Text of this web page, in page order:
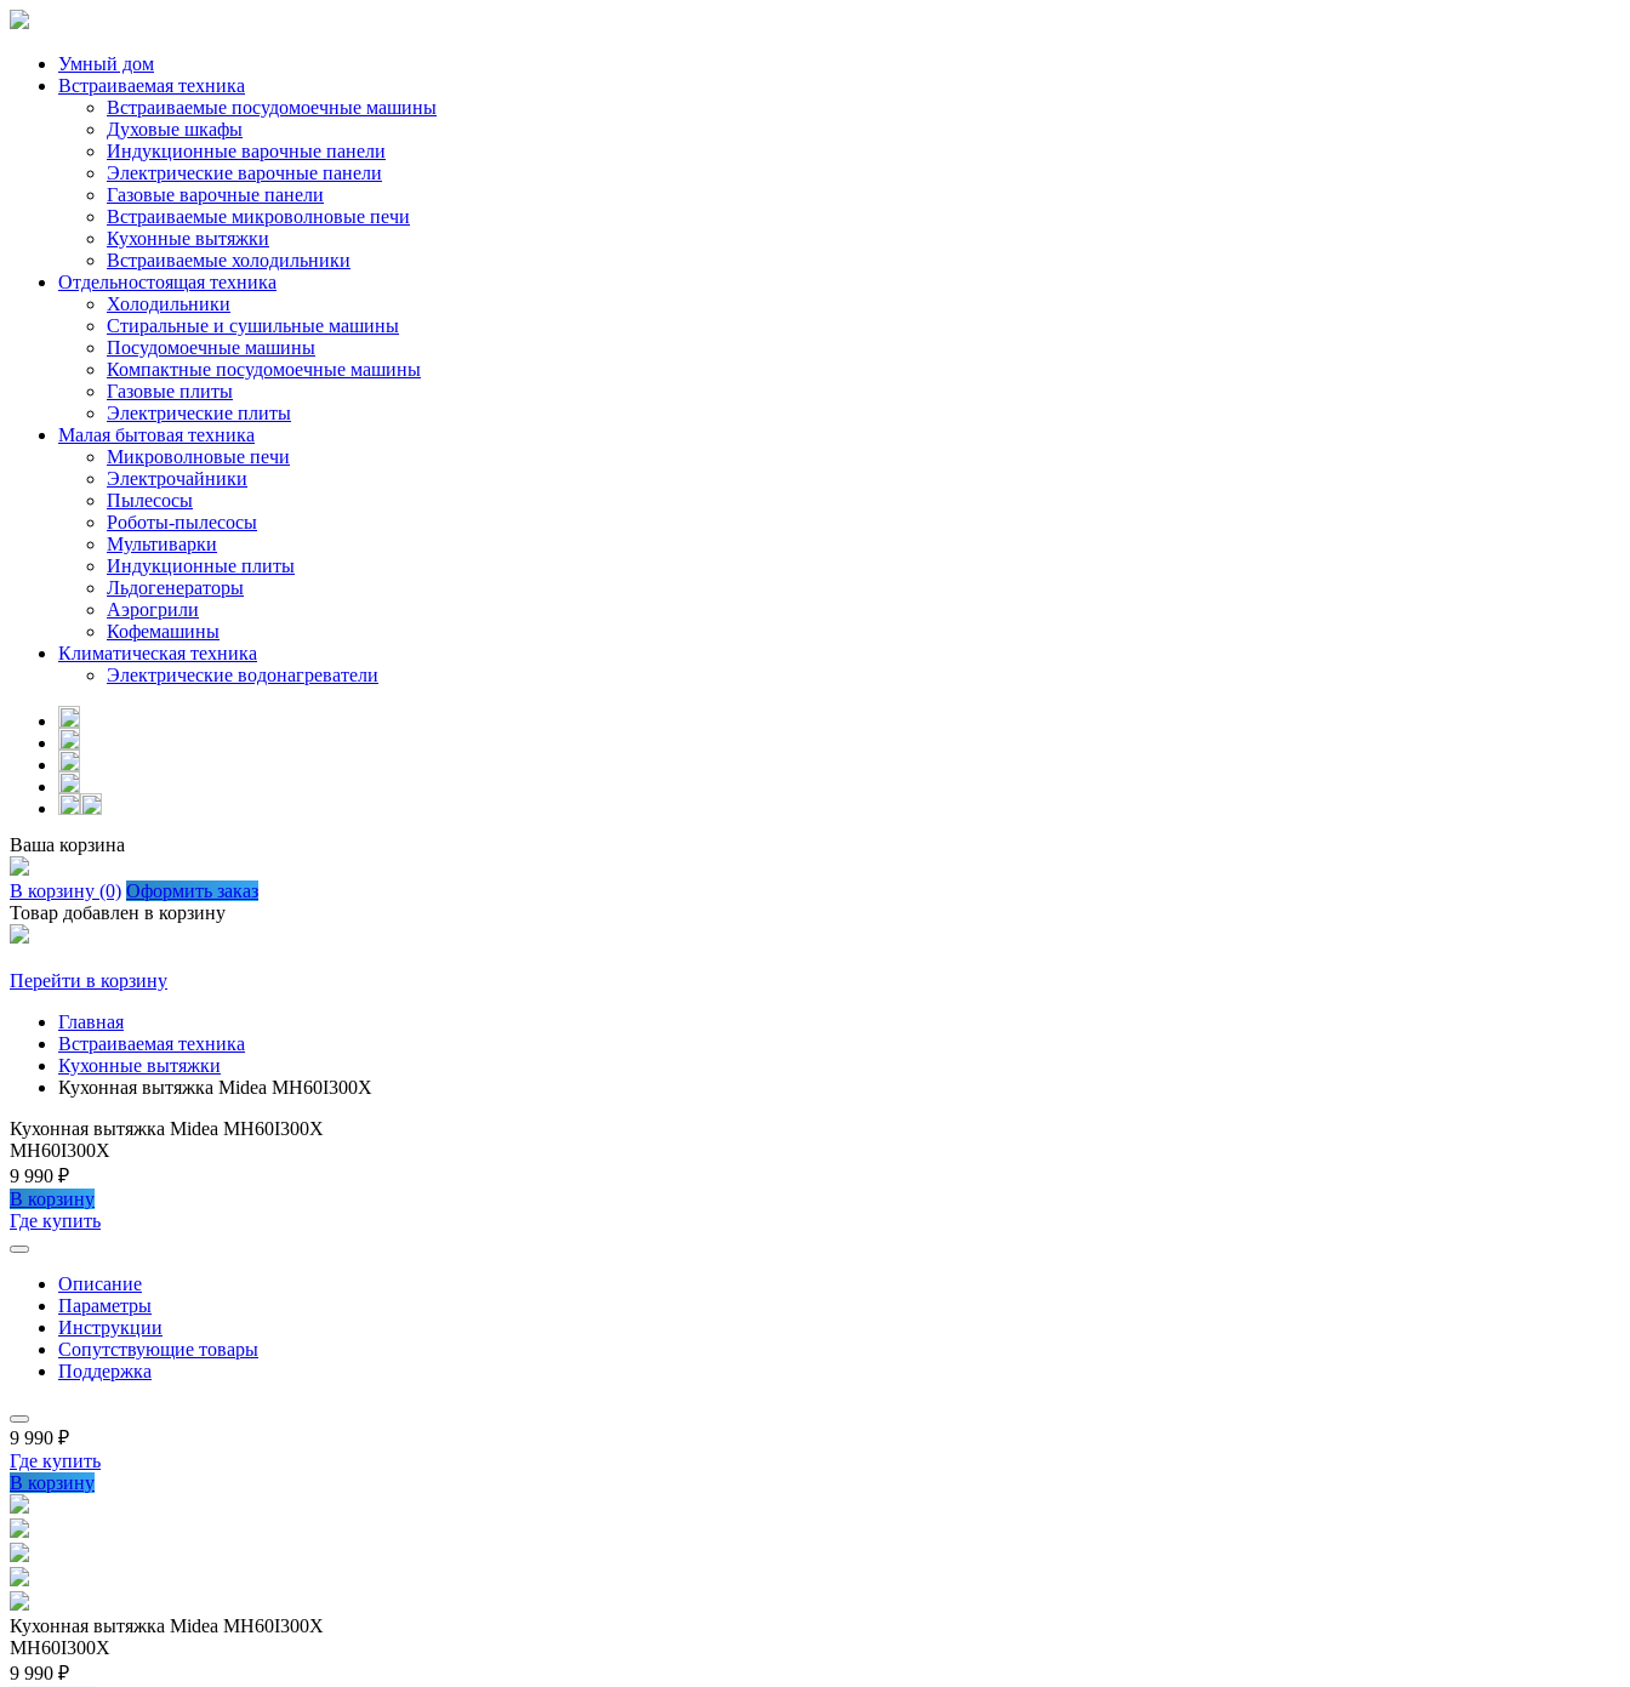
Умный дом
Встраиваемая техника
Встраиваемые посудомоечные машины
Духовые шкафы
Индукционные варочные панели
Электрические варочные панели
Газовые варочные панели
Встраиваемые микроволновые печи
Кухонные вытяжки
Встраиваемые холодильники
Отдельностоящая техника
Холодильники
Стиральные и сушильные машины
Посудомоечные машины
Компактные посудомоечные машины
Газовые плиты
Электрические плиты
Малая бытовая техника
Микроволновые печи
Электрочайники
Пылесосы
Роботы-пылесосы
Мультиварки
Индукционные плиты
Льдогенераторы
Аэрогрили
Кофемашины
Климатическая техника
Электрические водонагреватели
Ваша корзина
В корзину (0) Оформить заказ
Товар добавлен в корзину
Перейти в корзину
Главная
Встраиваемая техника
Кухонные вытяжки
Кухонная вытяжка Midea MH60I300X
Кухонная вытяжка Midea MH60I300X
MH60I300X
9 990 ₽
В корзину
Где купить
Описание
Параметры
Инструкции
Сопутствующие товары
Поддержка
9 990 ₽
Где купить
В корзину
Кухонная вытяжка Midea MH60I300X
MH60I300X
9 990 ₽